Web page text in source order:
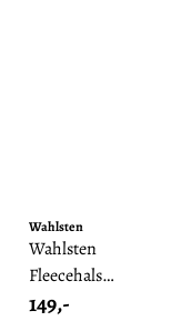
Wahlsten
Wahlsten
Fleecehals
Sort
149,-